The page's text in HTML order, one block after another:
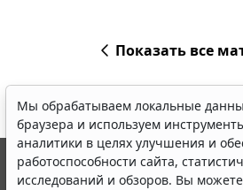
Показать все
Мы обрабатываем локальные
браузера и используем
аналитики в целях улучшения и
работоспособности сайта,
исследований и обзоров. Вы можете
© ООО "НПП "ГАРАНТ-СЕРВИС", 2026.